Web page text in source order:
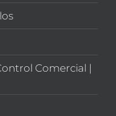
Comercial |